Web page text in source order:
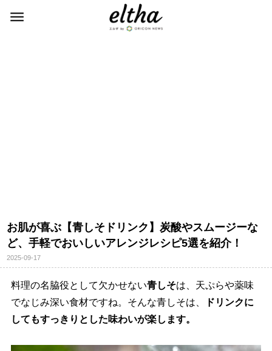
お肌が喜ぶ【青しそドリンク】炭酸やスムージーな
ど、手軽でおいしいアレンジレシピ5選を紹介！
2025-09-17
料理の名脇役として欠かせない青しそは、天ぷらや薬味
でなじみ深い食材ですね。そんな青しそは、
ドリンクに
してもすっきりとした味わいが楽します。